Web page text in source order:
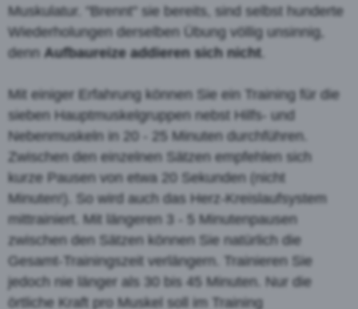
Muskulatur. "Brennt" sie bereits, sind selbst hunderte
Wiederholungen derselben Übung völlig unsinnig,
denn Aufbaureize addieren sich nicht
Mit einiger Erfahrung können Sie ein Training für die
sieben Hauptmuskelgruppen nebst Hilfs- und
Nebenmuskeln in 20 - 25 Minuten durchführen.
Zwischen den einzelnen Sätzen empfehlen sich
kurze Pausen von etwa 20 Sekunden (nicht
Minuten!). So wird auch das Herz-Kreislaufsystem
mittrainiert. Mit längeren 3 - 5 Minutenpausen
zwischen den Sätzen können Sie natürlich die
Gesamt-Trainingszeit verlängern. Trainieren Sie
jedoch nie länger als 30 bis 45 Minuten. Nur die
örtliche Kraft pro Muskel soll im Training